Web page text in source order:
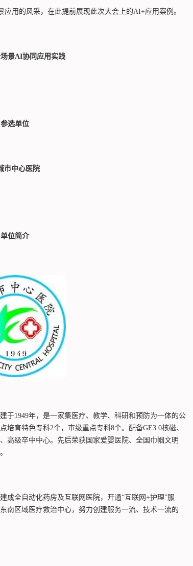
用的风采，在此提前展现此次大会上的AI+应用案例。
景AI协同应用实践
参选单位
市中心医院
单位简介
于1949年，是一家集医疗、教学、科研和预防为一体的公
育特色专科2个，市级重点专科8个。配备GE3.0核磁、
高级卒中中心。先后荣获国家爱婴医院、全国巾帼文明
成全自动化药房及互联网医院，开通“互联网+护理”服
南区域医疗救治中心，努力创建服务一流、技术一流的